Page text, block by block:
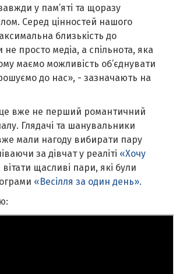
у пам’яті та щоразу
Серед цінностей нашого
близькість до
просто медіа, а спільнота, яка
маємо можливість об’єднувати
до нас», - зазначають на
вже не перший романтичний
Глядачі та шанувальники
мали нагоду вибирати пару
за дівчат у реаліті «Хочу
щасливі пари, які були
«Весілля за один день».